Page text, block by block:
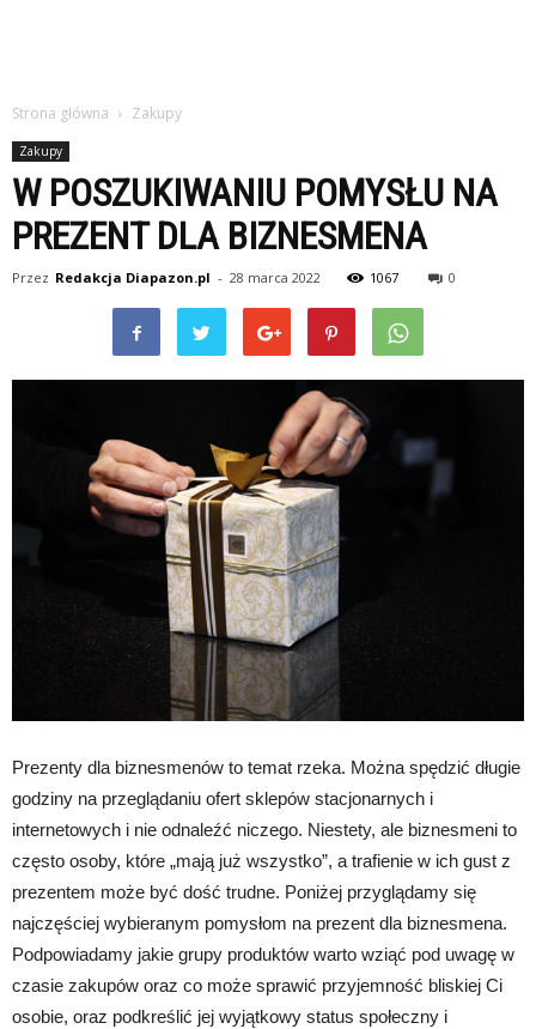
Strona główna Zakupy
Zakupy
W POSZUKIWANIU POMYSŁU NA
PREZENT DLA BIZNESMENA
Przez Redakcja Diapazon.pl - 28 marca 2022 1067 0
Prezenty dla biznesmenów to temat rzeka. Można spędzić długie
godziny na przeglądaniu ofert sklepów stacjonarnych i
internetowych i nie odnaleźć niczego. Niestety, ale biznesmeni to
często osoby, które „mają już wszystko”, a trafienie w ich gust z
prezentem może być dość trudne. Poniżej przyglądamy się
najczęściej wybieranym pomysłom na prezent dla biznesmena.
Podpowiadamy jakie grupy produktów warto wziąć pod uwagę w
czasie zakupów oraz co może sprawić przyjemność bliskiej Ci
osobie, oraz podkreślić jej wyjątkowy status społeczny i